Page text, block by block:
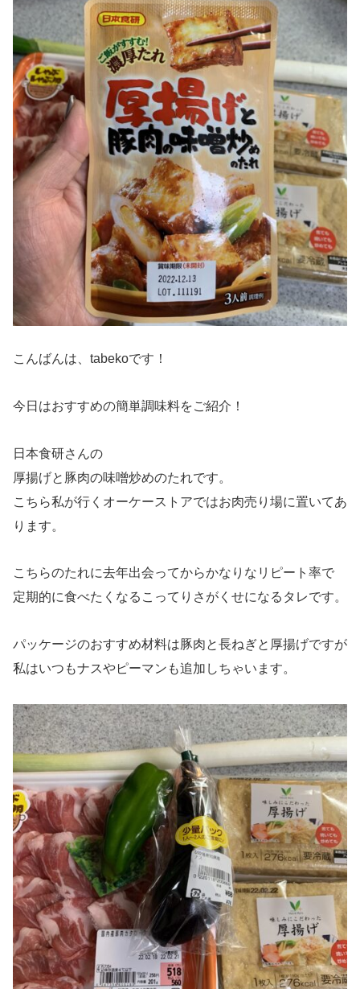
こんばんは、tabekoです！
今日はおすすめの簡単調味料をご紹介！
日本食研さんの
厚揚げと豚肉の味噌炒めのたれです。
こちら私が行くオーケーストアではお肉売り場に置いてあ
ります。
こちらのたれに去年出会ってからかなりなリピート率で
定期的に食べたくなるこってりさがくせになるタレです。
パッケージのおすすめ材料は豚肉と長ねぎと厚揚げですが
私はいつもナスやピーマンも追加しちゃいます。